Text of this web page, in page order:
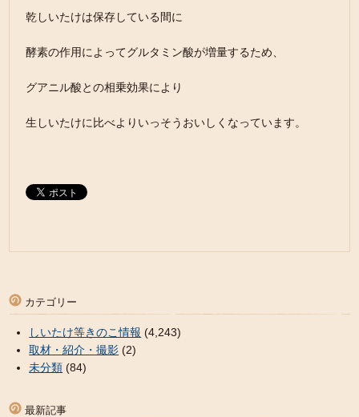
乾しいたけは保存している間に
酵素の作用によってグルタミン酸が増量するため、
グアニル酸との相乗効果により
生しいたけに比べよりいっそうおいしくなっています。
カテゴリー
しいたけ等きのこ情報 (4,243)
取材・紹介・撮影 (2)
未分類 (84)
最新記事